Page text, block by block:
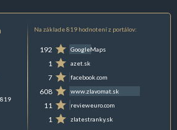
Na základe 819 hodnotení z portálov:
192 GoogleMaps
1 azet.sk
7 facebook.com
608 www.zlavomat.sk
11 revieweuro.com
1 zlatestranky.sk